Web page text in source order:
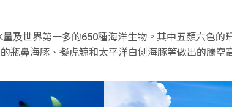
及世界第一多的650種海洋生物。其中五顏六色的
瓶鼻海豚、擬虎鯨和太平洋白側海豚等做出的騰